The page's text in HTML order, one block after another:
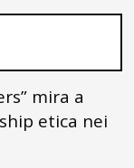
mira a
etica nei